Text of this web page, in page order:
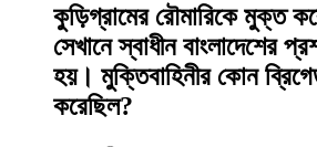
কুড়িগ্রামের রৌমারিকে মুক্ত
সেখানে স্বাধীন বাংলাদেশের
হয়। মুক্তিবাহিনীর কোন
করেছিল?